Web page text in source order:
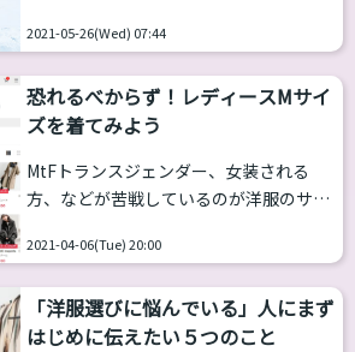
は大きな靴専門店に行く、サイズ展開の
多い海外ブランドの靴を選ぶという人も
多かったんですね。ところが、大きな...
クロの次のコラボは「Mame
Kurogouchi」。女性にとって最も親密
なインナーウェアにフォーカスし、全18
型を展開。全ラインナップはこちら＞＞
https://t.co/IzBmncU6GT 2021年05月
25日 13:58 何気ないファッションの１ニ
ュースですが、私にとっては飛び起きる
ほど...
2021-05-26(Wed) 07:44
恐れるべからず！レディースMサイ
ズを着てみよう
MtFトランスジェンダー、女装される
方、などが苦戦しているのが洋服のサイ
身長よりも高く、平均体重よりも重いと
いうことがあり着れるサイズが少ないで
す。「どこで洋服を買えばいいのです
か？」とよく質問されます。 私の回答は
2021-04-06(Tue) 20:00
「洋服選びに悩んでいる」人にまず
はじめに伝えたい５つのこと